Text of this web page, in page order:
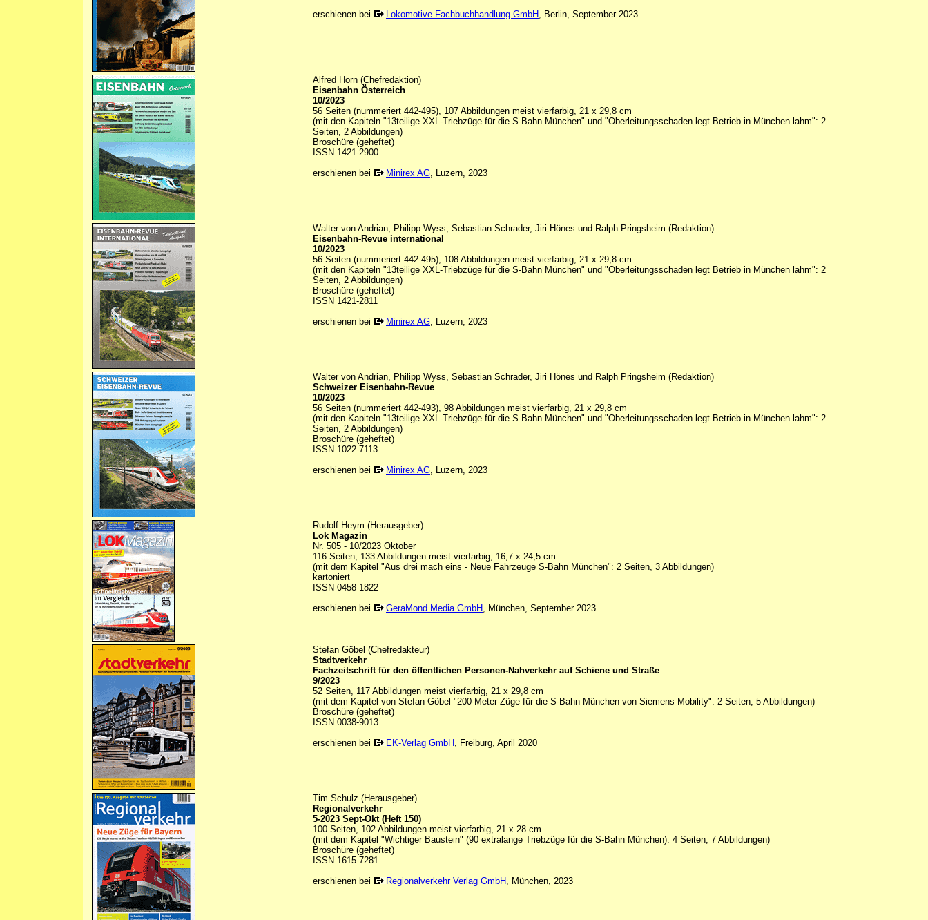
erschienen bei
Lokomotive Fachbuchhandlung GmbH, Berlin, September 2023
Alfred Horn (Chefredaktion)
Eisenbahn Österreich
10/2023
56 Seiten (nummeriert 442-495), 107 Abbildungen meist vierfarbig, 21 x 29,8 cm
(mit den Kapiteln "13teilige XXL-Triebzüge für die S-Bahn München" und "Oberleitungsschaden legt Betrieb in München lahm": 2
Seiten, 2 Abbildungen)
Broschüre (geheftet)
ISSN 1421-2900
erschienen bei
Minirex AG, Luzern, 2023
Walter von Andrian, Philipp Wyss, Sebastian Schrader, Jiri Hönes und Ralph Pringsheim (Redaktion)
Eisenbahn-Revue international
10/2023
56 Seiten (nummeriert 442-495), 108 Abbildungen meist vierfarbig, 21 x 29,8 cm
(mit den Kapiteln "13teilige XXL-Triebzüge für die S-Bahn München" und "Oberleitungsschaden legt Betrieb in München lahm": 2
Seiten, 2 Abbildungen)
Broschüre (geheftet)
ISSN 1421-2811
erschienen bei
Minirex AG, Luzern, 2023
Walter von Andrian, Philipp Wyss, Sebastian Schrader, Jiri Hönes und Ralph Pringsheim (Redaktion)
Schweizer Eisenbahn-Revue
10/2023
56 Seiten (nummeriert 442-493), 98 Abbildungen meist vierfarbig, 21 x 29,8 cm
(mit den Kapiteln "13teilige XXL-Triebzüge für die S-Bahn München" und "Oberleitungsschaden legt Betrieb in München lahm": 2
Seiten, 2 Abbildungen)
Broschüre (geheftet)
ISSN 1022-7113
erschienen bei
Minirex AG, Luzern, 2023
Rudolf Heym (Herausgeber)
Lok Magazin
Nr. 505 - 10/2023 Oktober
116 Seiten, 133 Abbildungen meist vierfarbig, 16,7 x 24,5 cm
(mit dem Kapitel "Aus drei mach eins - Neue Fahrzeuge S-Bahn München": 2 Seiten, 3 Abbildungen)
kartoniert
ISSN 0458-1822
erschienen bei
GeraMond Media GmbH, München, September 2023
Stefan Göbel (Chefredakteur)
Stadtverkehr
Fachzeitschrift für den öffentlichen Personen-Nahverkehr auf Schiene und Straße
9/2023
52 Seiten, 117 Abbildungen meist vierfarbig, 21 x 29,8 cm
(mit dem Kapitel von Stefan Göbel "200-Meter-Züge für die S-Bahn München von Siemens Mobility": 2 Seiten, 5 Abbildungen)
Broschüre (geheftet)
ISSN 0038-9013
erschienen bei
EK-Verlag GmbH, Freiburg, April 2020
Tim Schulz (Herausgeber)
Regionalverkehr
5-2023 Sept-Okt (Heft 150)
100 Seiten, 102 Abbildungen meist vierfarbig, 21 x 28 cm
(mit dem Kapitel "Wichtiger Baustein" (90 extralange Triebzüge für die S-Bahn München): 4 Seiten, 7 Abbildungen)
Broschüre (geheftet)
ISSN 1615-7281
erschienen bei
Regionalverkehr Verlag GmbH, München, 2023